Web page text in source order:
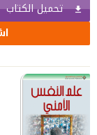
تحميل الكتاب